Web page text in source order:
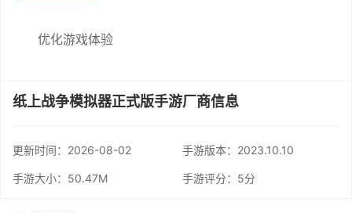
优化游戏体验
纸上战争模拟器正式版手游厂商信息
更新时间： 2026-08-02 手游版本：2023.10.10
手游大小：50.47M 手游评分： 5分